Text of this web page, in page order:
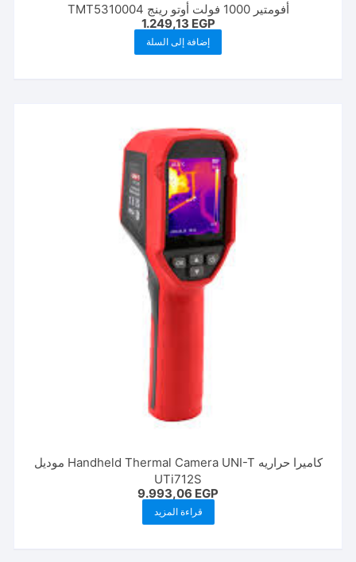
أفومتير 1000 فولت أوتو رينج TMT5310004
1.249,13 EGP
إضافة إلى السلة
كاميرا حراريه Handheld Thermal Camera UNI-T موديل
UTi712S
9.993,06 EGP
قراءة المزيد